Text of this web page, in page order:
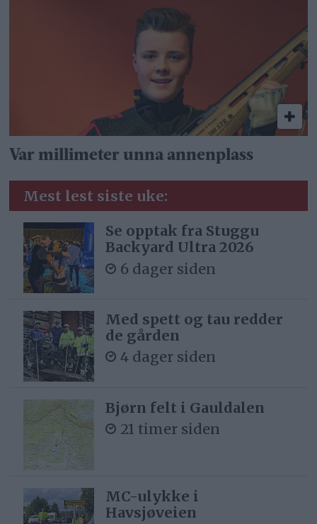
Var millimeter unna annenplass
Mest lest siste uke:
Se opptak fra Stuggu
Backyard Ultra 2026
6 dager siden
Med spett og tau redder
de gården
4 dager siden
Bjørn felt i Gauldalen
21 timer siden
MC-ulykke i
Havsjøveien